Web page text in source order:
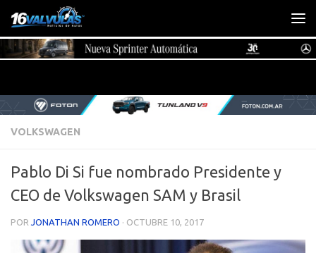
Saltar al contenido
VOLKSWAGEN
Pablo Di Si fue nombrado Presidente y
CEO de Volkswagen SAM y Brasil
POR JONATHAN ROMERO · OCTUBRE 10, 2017